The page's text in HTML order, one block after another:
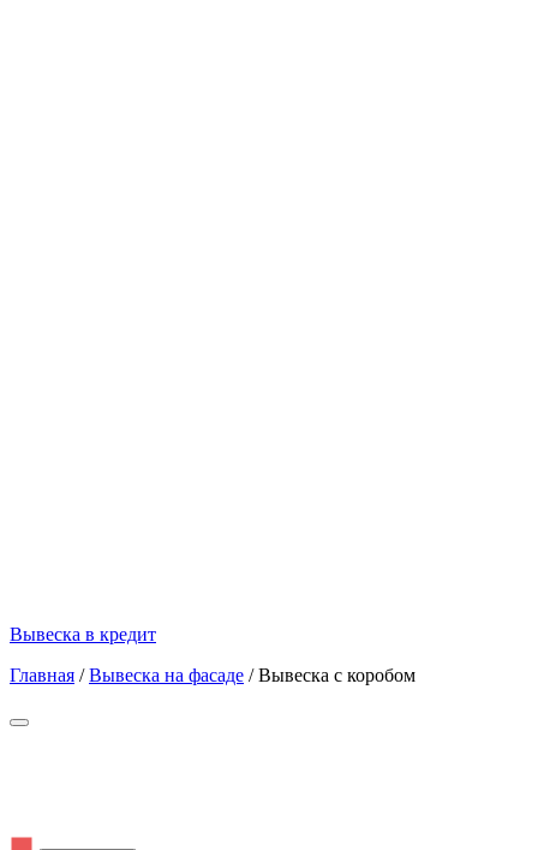
Вывеска в кредит
Главная /Вывеска на фасаде /Вывеска с коробом